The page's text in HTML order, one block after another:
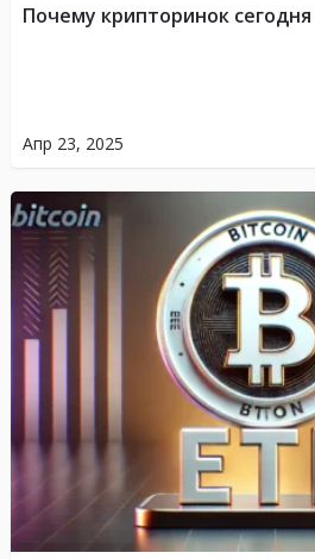
Апр 23, 2025
Почему крипторинок сегодня